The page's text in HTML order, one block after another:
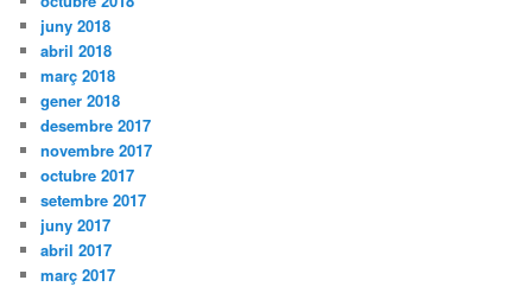
juny 2018
abril 2018
març 2018
gener 2018
desembre 2017
novembre 2017
octubre 2017
setembre 2017
juny 2017
abril 2017
març 2017